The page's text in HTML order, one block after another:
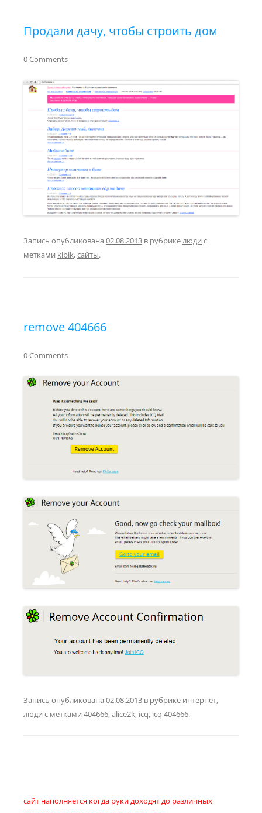
Продали дачу, чтобы строить дом
0 Comments
Запись опубликована 02.08.2013 в рубрикелюди с
метками kibik,сайты.
remove 404666
0 Comments
Запись опубликована 02.08.2013 в рубрике интернет,
люди с метками 404666,alice2k, icq, icq 404666.
сайт наполняется когда руки доходят до различных